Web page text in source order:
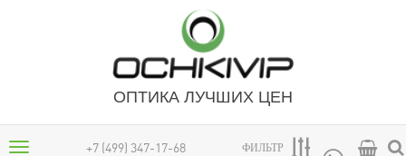
ОПТИКА ЛУЧШИХ ЦЕН
+7 (499) 347-17-68 ФИЛЬТР